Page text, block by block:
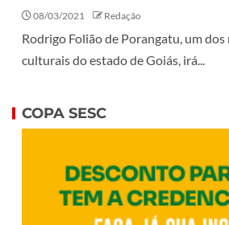
08/03/2021 Redação
Rodrigo Folião de Porangatu, um
culturais do estado de Goiás, irá...
COPA SESC